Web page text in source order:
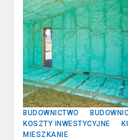
BUDOWNICTWO
KOSZTY INWESTYCYJNE
MIESZKANIE